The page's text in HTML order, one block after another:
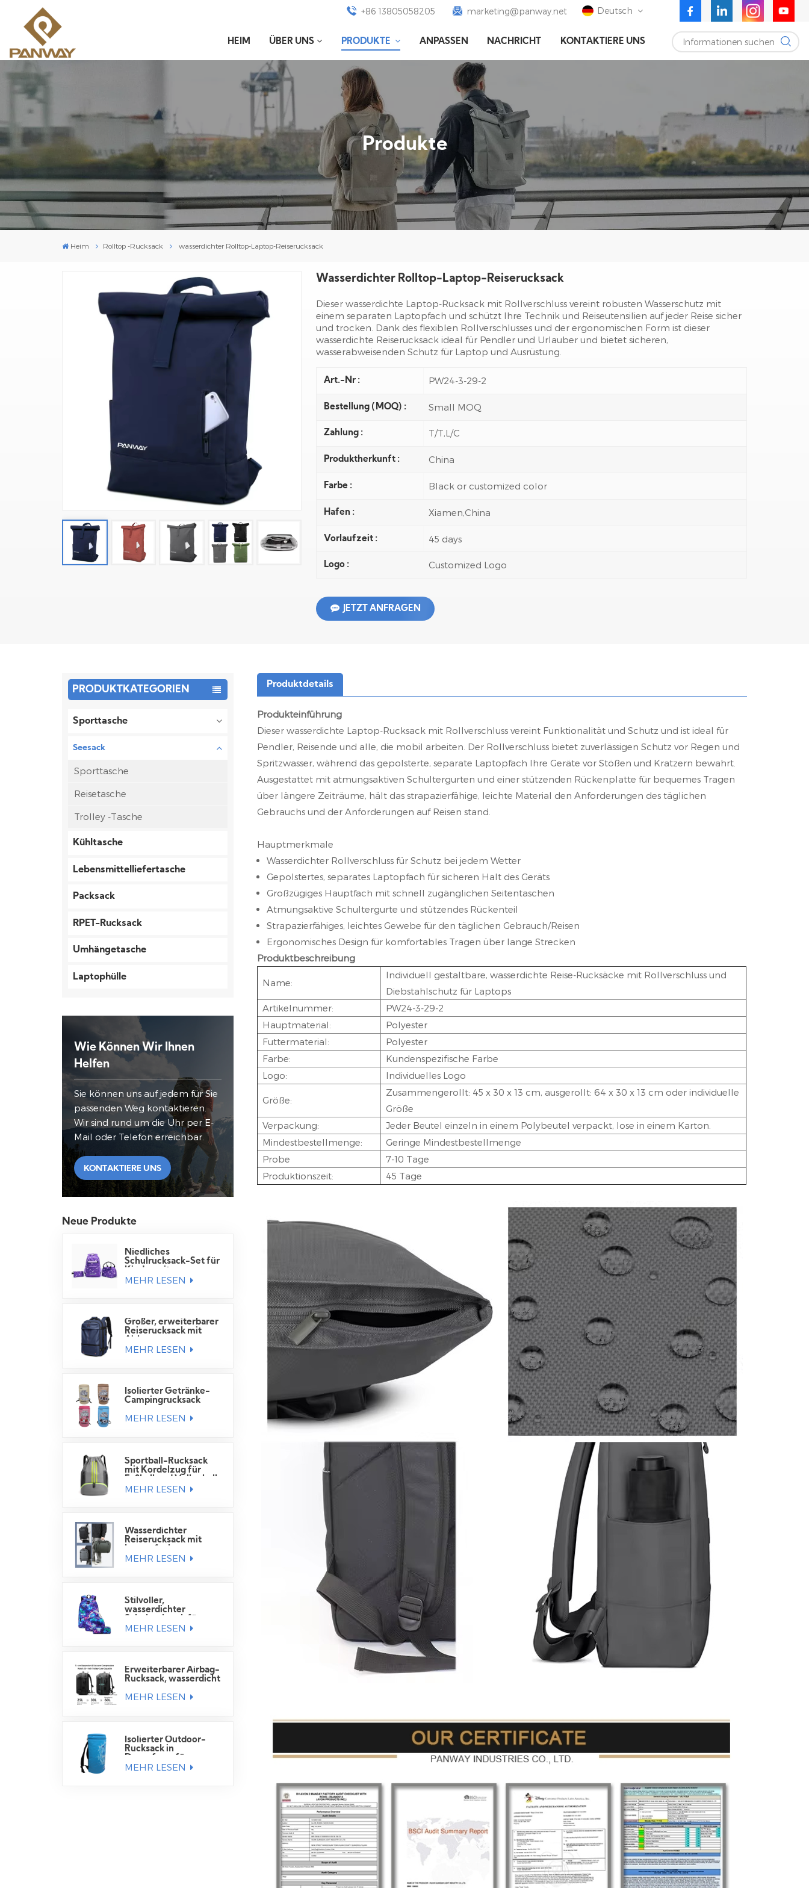
+86 13805058205 marketing@panway.net Deutsch
English
Español
HEIM ÜBER UNS PRODUKTE ANPASSEN NACHRICHT KONTAKTIERE UNS Informationen suchen
Produkte
Heim Rolltop -Rucksack wasserdichter Rolltop-Laptop-Reiserucksack
Wasserdichter Rolltop-Laptop-Reiserucksack
Dieser wasserdichte Laptop-Rucksack mit Rollverschluss vereint robusten Wasserschutz mit
einem separaten Laptopfach und schützt Ihre Technik und Reiseutensilien auf jeder Reise sicher
und trocken. Dank des flexiblen Rollverschlusses und der ergonomischen Form ist dieser
wasserdichte Reiserucksack ideal für Pendler und Urlauber und bietet sicheren,
wasserabweisenden Schutz für Laptop und Ausrüstung.
Art.-Nr : PW24-3-29-2
Bestellung (MOQ) : Small MOQ
Zahlung : T/T,L/C
Produktherkunft : China
Farbe : Black or customized color
Hafen : Xiamen,China
Vorlaufzeit : 45 days
Logo : Customized Logo
JETZT ANFRAGEN
PRODUKTKATEGORIEN
Sporttasche
Seesack
Sporttasche
Reisetasche
Trolley -Tasche
Kühltasche
Lebensmittelliefertasche
Packsack
RPET-Rucksack
Umhängetasche
Laptophülle
Wie Können Wir Ihnen
Helfen
Sie können uns auf jedem für Sie
passenden Weg kontaktieren.
Wir sind rund um die Uhr per E-
Mail oder Telefon erreichbar.
KONTAKTIERE UNS
Neue Produkte
Niedliches
Schulrucksack-Set für
Lunchtasche
MEHR LESEN
Großer, erweiterbarer
Reiserucksack mit
MEHR LESEN
Isolierter Getränke-
Campingrucksack
MEHR LESEN
Sportball-Rucksack
mit Kordelzug für
MEHR LESEN
Wasserdichter
Reiserucksack mit
MEHR LESEN
Stilvoller,
wasserdichter
Schüler
MEHR LESEN
Erweiterbarer Airbag-
Rucksack, wasserdicht
MEHR LESEN
Isolierter Outdoor-
Rucksack in
Getränkedosen
MEHR LESEN
Produktdetails
Produkteinführung
Dieser wasserdichte Laptop-Rucksack mit Rollverschluss vereint Funktionalität und Schutz und ist ideal für
Pendler, Reisende und alle, die mobil arbeiten. Der Rollverschluss bietet zuverlässigen Schutz vor Regen und
Spritzwasser, während das gepolsterte, separate Laptopfach Ihre Geräte vor Stößen und Kratzern bewahrt.
Ausgestattet mit atmungsaktiven Schultergurten und einer stützenden Rückenplatte für bequemes Tragen
über längere Zeiträume, hält das strapazierfähige, leichte Material den Anforderungen des täglichen
Gebrauchs und der Anforderungen auf Reisen stand.
Hauptmerkmale
Wasserdichter Rollverschluss für Schutz bei jedem Wetter
Gepolstertes, separates Laptopfach für sicheren Halt des Geräts
Großzügiges Hauptfach mit schnell zugänglichen Seitentaschen
Atmungsaktive Schultergurte und stützendes Rückenteil
Strapazierfähiges, leichtes Gewebe für den täglichen Gebrauch/Reisen
Ergonomisches Design für komfortables Tragen über lange Strecken
Produktbeschreibung
Name:
Individuell gestaltbare, wasserdichte Reise-Rucksäcke mit Rollverschluss und
Diebstahlschutz für Laptops
Artikelnummer:
PW24-3-29-2
Hauptmaterial:
Polyester
Futtermaterial:
Polyester
Farbe:
Kundenspezifische Farbe
Logo:
Individuelles Logo
Größe:
Zusammengerollt: 45 x 30 x 13 cm, ausgerollt: 64 x 30 x 13 cm oder individuelle
Größe
Verpackung:
Jeder Beutel einzeln in einem Polybeutel verpackt, lose in einem Karton.
Mindestbestellmenge:
Geringe Mindestbestellmenge
Probe
7-10 Tage
Produktionszeit:
45 Tage